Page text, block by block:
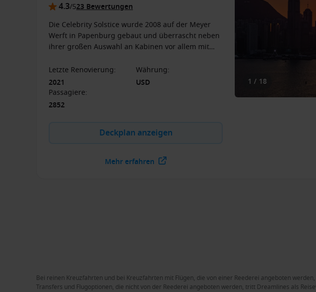
1 / 18
4.3/523 Bewertungen
Die Celebrity Solstice wurde 2008 auf der Meyer
Werft in Papenburg gebaut und überrascht neben
ihrer großen Auswahl an Kabinen vor allem mit
Letzte Renovierung:
2021
Währung:
USD
Passagiere:
2852
Deckplan anzeigen
Mehr erfahren
Bei reinen Kreuzfahrten und bei Kreuzfahrten mit Flügen, die von einer Reederei angeboten
Transfers und Flugoptionen, die nicht von der Reederei angeboten werden, tritt Dreamlines als